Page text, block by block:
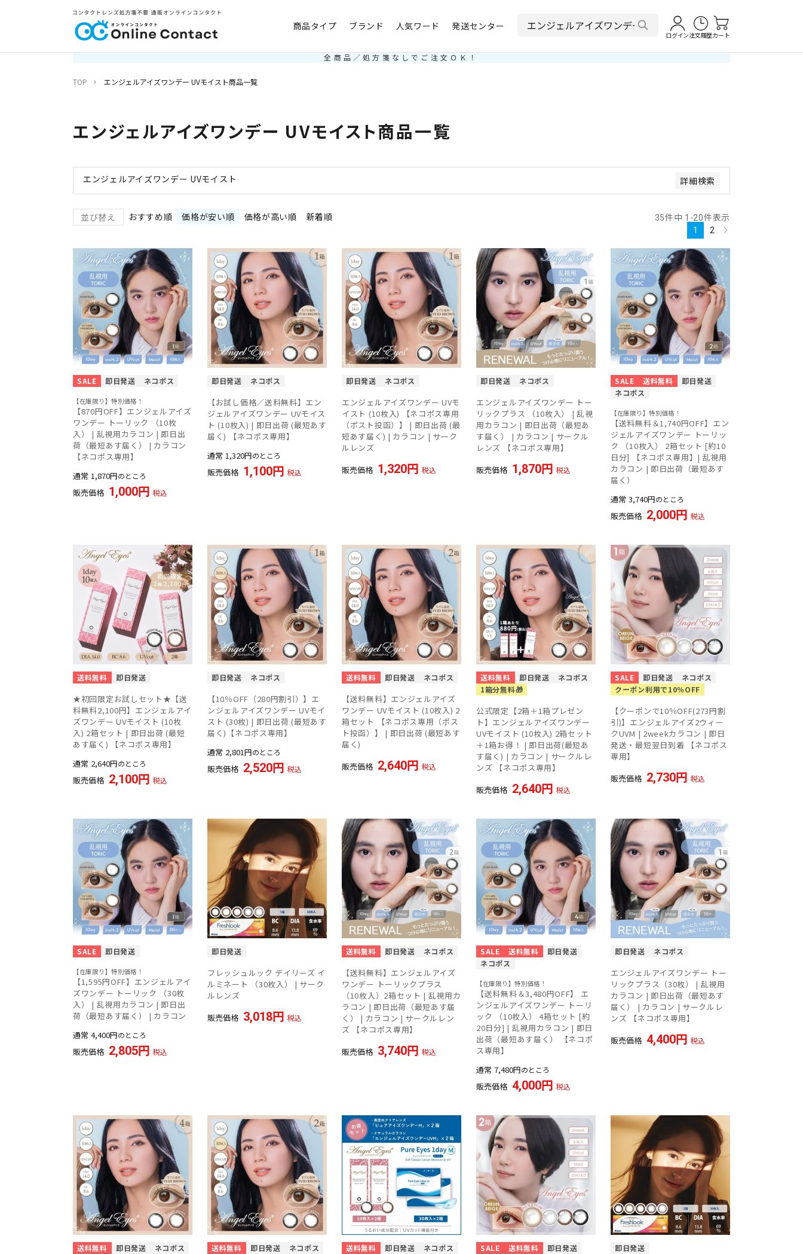
商品タイプ ブランド 人気ワード 発送センター
ログイン注文履歴カート
全商品／処方箋なしでご注文ＯＫ！
TOP エンジェルアイズワンデー UVモイスト商品一覧
エンジェルアイズワンデー UVモイスト商品一覧
エンジェルアイズワンデー UVモイスト 詳細検索
予約商品
並び替え おすすめ順 価格が安い順 価格が高い順 新着順 35件中 1 -20件表示
1
2
SALE 即日発送 ネコポス
【在庫限り】特別価格！
【870円OFF】エンジェルアイズ
ワンデー トーリック （10枚
入） | 乱視用カラコン | 即日出
荷（最短あす届く） | カラコン
【ネコポス専用】
通常 1,870 のところ
販売価格 1,000 税込
即日発送 ネコポス
【お試し価格／送料無料】エン
ジェルアイズワンデー UVモイス
ト (10枚入) | 即日出荷 (最短あす
届く) 【ネコポス専用】
通常 1,320 のところ
販売価格 1,100 税込
即日発送 ネコポス
エンジェルアイズワンデー UVモ
イスト (10枚入) 【ネコポス専用
（ポスト投函）】 | 即日出荷 (最
短あす届く) | カラコン | サーク
ルレンズ
販売価格 1,320 税込
即日発送 ネコポス
エンジェルアイズワンデー トー
リックプラス （10枚入） | 乱視
用カラコン | 即日出荷（最短あ
す届く） | カラコン | サークル
レンズ 【ネコポス専用】
販売価格 1,870 税込
SALE 送料無料
即日発送
ネコポス
【在庫限り】特別価格！
【送料無料＆1,740円OFF】エン
ジェルアイズワンデー トーリッ
ク （10枚入） 2箱セット [約10
日分] 【ネコポス専用】| 乱視用
カラコン | 即日出荷（最短あす
届く）
通常 3,740 のところ
販売価格 2,000 税込
送料無料 即日発送
★初回限定お試しセット★【送
料無料2,100円】エンジェルアイ
ズワンデー UVモイスト (10枚
入) 2箱セット | 即日出荷 (最短
あす届く) 【ネコポス専用】
通常 2,640 のところ
販売価格 2,100 税込
即日発送 ネコポス
【10％OFF（280円割引）】エ
ンジェルアイズワンデー UVモイ
スト (30枚) | 即日出荷 (最短あす
届く)【ネコポス専用】
通常 2,801 のところ
販売価格 2,520 税込
送料無料 即日発送 ネコポス
【送料無料】エンジェルアイズ
ワンデー UVモイスト (10枚入) 2
箱セット 【ネコポス専用（ポス
ト投函）】 | 即日出荷 (最短あす
届く)
販売価格 2,640 税込
送料無料 即日発送
ネコポス
1箱分無料🎁
公式限定【2箱＋1箱プレゼン
ト】エンジェルアイズワンデー
UVモイスト (10枚入) 2箱セット
＋1箱お得！ | 即日出荷(最短あ
す届く) | カラコン | サークルレ
ンズ 【ネコポス専用】
販売価格 2,640 税込
SALE 即日発送
ネコポス
クーポン利用で10％OFF
【クーポンで10％OFF(273円割
引)】エンジェルアイズ2ウィー
クUVM | 2weekカラコン | 即日
発送・最短翌日到着 【ネコポス
専用】
販売価格 2,730 税込
SALE 即日発送
【在庫限り】特別価格！
【1,595円OFF】エンジェルアイ
ズワンデー トーリック （30枚
入） | 乱視用カラコン | 即日出
荷（最短あす届く） | カラコン
通常 4,400 のところ
販売価格 2,805 税込
即日発送
フレッシュルック デイリーズ イ
ルミネート （30枚入） | サーク
ルレンズ
販売価格 3,018 税込
送料無料 即日発送 ネコポス
【送料無料】エンジェルアイズ
ワンデー トーリックプラス
（10枚入）2箱セット | 乱視用カ
ラコン | 即日出荷（最短あす届
く） | カラコン | サークルレン
ズ 【ネコポス専用】
販売価格 3,740 税込
SALE 送料無料
即日発送
ネコポス
【在庫限り】特別価格！
【送料無料＆3,480円OFF】 エ
ンジェルアイズワンデー トーリ
ック （10枚入） 4箱セット [約
20日分] | 乱視用カラコン | 即日
出荷（最短あす届く） 【ネコポ
ス専用】
通常 7,480 のところ
販売価格 4,000 税込
即日発送 ネコポス
エンジェルアイズワンデー トー
リックプラス（30枚） | 乱視用
カラコン | 即日出荷（最短あす
届く） | カラコン | サークルレ
ンズ 【ネコポス専用】
販売価格 4,400 税込
送料無料 即日発送 ネコポス 送料無料 即日発送 ネコポス 送料無料 即日発送 ネコポス SALE 送料無料
即日発送
即日発送